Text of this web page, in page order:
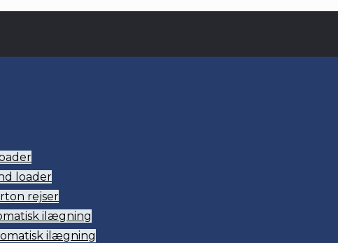
loader
rejser
ilægning
ilægning